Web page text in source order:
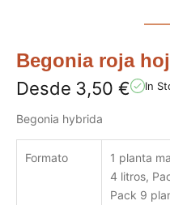
Begonia roja
Desde 3,50 € In
Begonia hybrida
Formato
1 planta
4 litros,
Pack 9